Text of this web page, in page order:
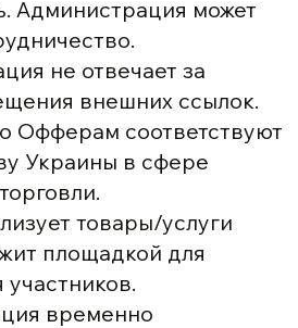
Администрация может
не отвечает за
внешних ссылок.
Офферам соответствуют
Украины в сфере
товары/услуги
площадкой для
временно